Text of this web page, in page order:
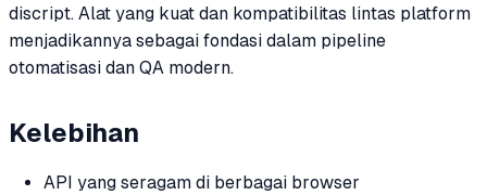
discript. Alat yang kuat dan kompatibilitas lintas platform
menjadikannya sebagai fondasi dalam pipeline
otomatisasi dan QA modern.
Kelebihan
API yang seragam di berbagai browser